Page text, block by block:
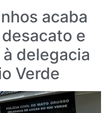
acaba
e
delegacia
Verde